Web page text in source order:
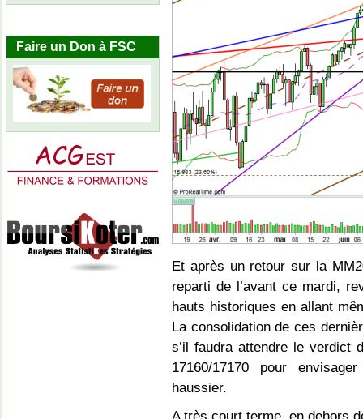
Faire un Don à FSC
Et après un retour sur la
reparti de l’avant ce mardi,
hauts historiques en allant
La consolidation de ces
s’il faudra attendre le verdict
17160/17170 pour
haussier.